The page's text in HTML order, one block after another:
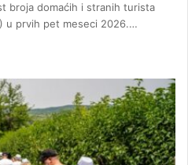
broja domaćih i stranih turista
u prvih pet meseci 2026.…